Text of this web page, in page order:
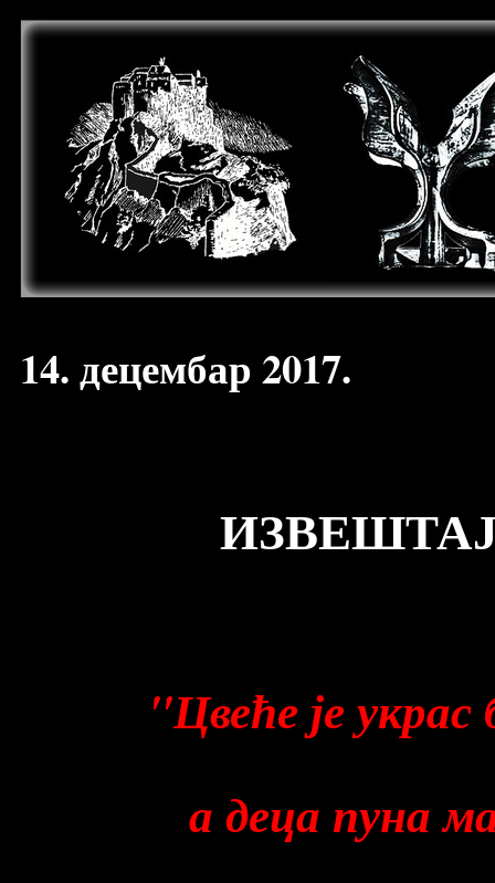
14. децембар 2017.
ИЗВЕШТАЈ
"Цвеће је
а деца пуна